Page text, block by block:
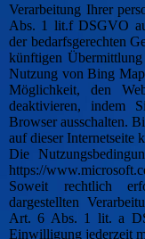
Verarbeitung Ihrer
Abs. 1 lit.f DSGVO
der bedarfsgerechten
künftigen
Nutzung von Bing
Möglichkeit, den
deaktivieren, indem
Browser ausschalten.
auf dieser Internetseite
Die
https://
Soweit rechtlich
dargestellten
Art. 6 Abs. 1 lit. a
Einwilligung jederzeit